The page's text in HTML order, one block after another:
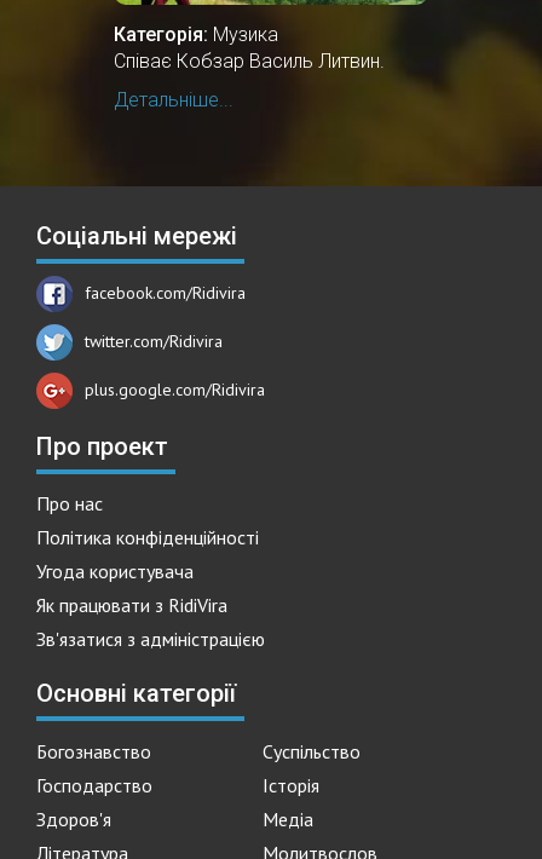
Категорія: Музика
Співає Кобзар Василь Литвин.
Детальніше...
Соціальні мережі
facebook.com/Ridivira
twitter.com/Ridivira
plus.google.com/Ridivira
Про проект
Про нас
Політика конфіденційності
Угода користувача
Як працювати з RidiVira
Зв'язатися з адміністрацією
Основні категорії
Богознавство
Суспільство
Господарство
Історія
Здоров'я
Медіа
Література
Молитвослов